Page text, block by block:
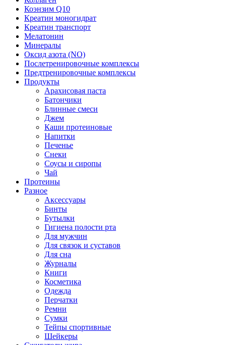
Коэнзим Q10
Креатин моногидрат
Креатин транспорт
Мелатонин
Минералы
Оксид азота (NO)
Послетренировочные комплексы
Предтренировочные комплексы
Продукты
Арахисовая паста
Батончики
Блинные смеси
Джем
Каши протеиновые
Напитки
Печенье
Снеки
Соусы и сиропы
Чай
Протеины
Разное
Аксессуары
Бинты
Бутылки
Гигиена полости рта
Для мужчин
Для связок и суставов
Для сна
Журналы
Книги
Косметика
Одежда
Перчатки
Ремни
Сумки
Тейпы спортивные
Шейкеры